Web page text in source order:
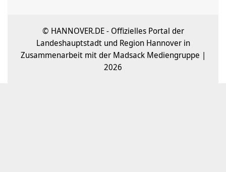
© HANNOVER.DE - Offizielles Portal der
Landeshauptstadt und Region Hannover in
Zusammenarbeit mit der Madsack Mediengruppe |
2026